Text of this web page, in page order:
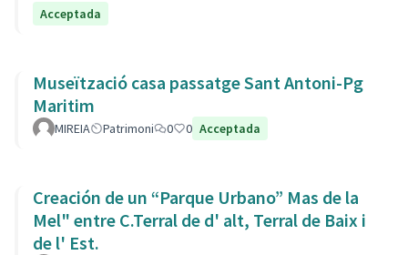
Acceptada
Museïtzació casa passatge Sant Antoni-Pg
Maritim
MIREIA Patrimoni 0 0 Acceptada
Creación de un “Parque Urbano” Mas de la
Mel" entre C.Terral de d' alt, Terral de Baix i
de l' Est.